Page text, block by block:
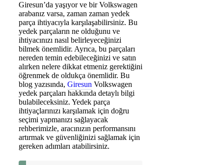
Giresun’da yaşıyor ve bir Volkswagen
arabanız varsa, zaman zaman yedek
parça ihtiyacıyla karşılaşabilirsiniz. Bu
yedek parçaların ne olduğunu ve
ihtiyacınızı nasıl belirleyeceğinizi
bilmek önemlidir. Ayrıca, bu parçaları
nereden temin edebileceğinizi ve satın
alırken nelere dikkat etmeniz gerektiğini
öğrenmek de oldukça önemlidir. Bu
blog yazısında, Giresun Volkswagen
yedek parçaları hakkında detaylı bilgi
bulabileceksiniz. Yedek parça
ihtiyaçlarınızı karşılamak için doğru
seçimi yapmanızı sağlayacak
rehberimizle, aracınızın performansını
artırmak ve güvenliğinizi sağlamak için
gereken adımları atabilirsiniz.